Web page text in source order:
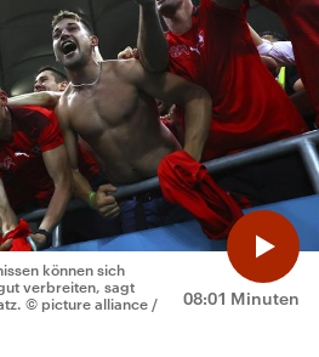
08:01 Minuten
können sich
verbreiten, sagt
© picture alliance /